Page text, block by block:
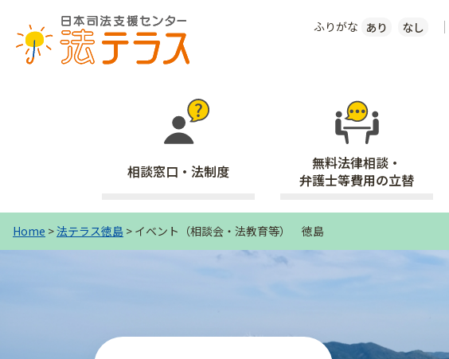
ふりがな あり なし
相談窓口・法制度
無料法律相談・
弁護士等費用の立替
Home >法テラス徳島 > イベント（相談会・法教育等） 徳島